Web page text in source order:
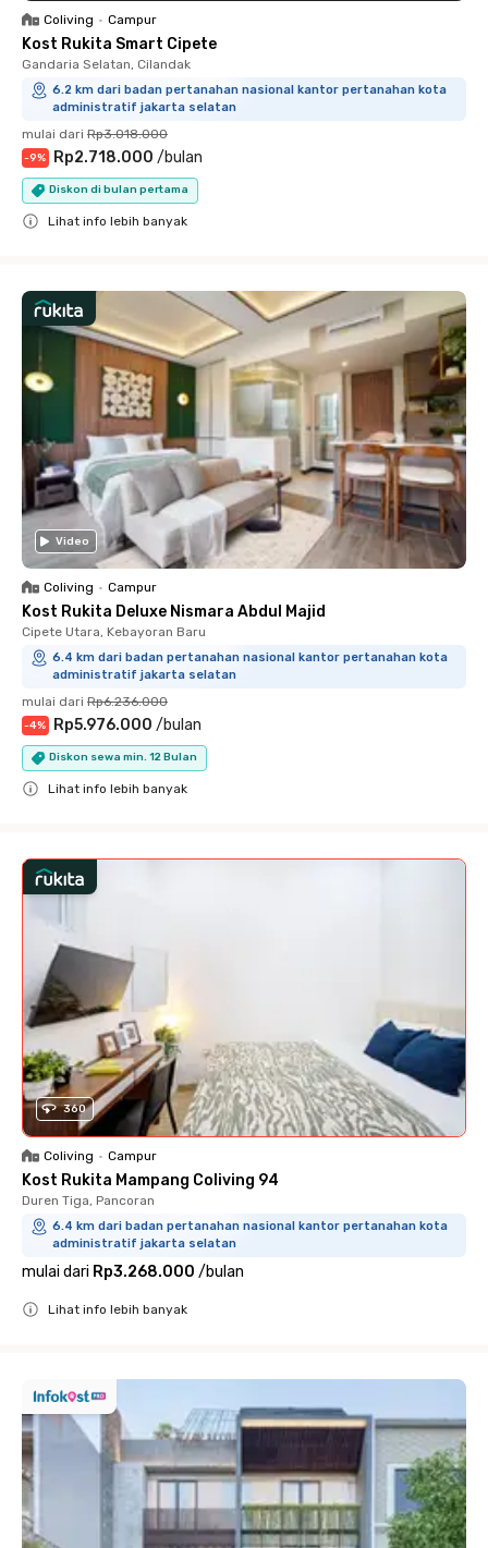
Coliving • Campur
Kost Rukita Smart Cipete
Gandaria Selatan, Cilandak
6.2 km dari badan pertanahan nasional kantor pertanahan kota
administratif jakarta selatan
mulai dari Rp3.018.000
-9% Rp2.718.000 /bulan
Diskon di bulan pertama
Lihat info lebih banyak
Video
Coliving • Campur
Kost Rukita Deluxe Nismara Abdul Majid
Cipete Utara, Kebayoran Baru
6.4 km dari badan pertanahan nasional kantor pertanahan kota
administratif jakarta selatan
mulai dari Rp6.236.000
-4% Rp5.976.000 /bulan
Diskon sewa min. 12 Bulan
Lihat info lebih banyak
360
Coliving • Campur
Kost Rukita Mampang Coliving 94
Duren Tiga, Pancoran
6.4 km dari badan pertanahan nasional kantor pertanahan kota
administratif jakarta selatan
mulai dari Rp3.268.000 /bulan
Lihat info lebih banyak